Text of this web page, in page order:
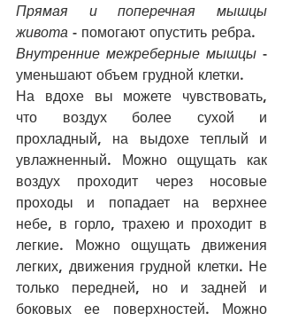
Прямая и поперечная мышцы
живота - помогают опустить ребра.
Внутренние межреберные мышцы -
уменьшают объем грудной клетки.
На вдохе вы можете чувствовать,
что воздух более сухой и
прохладный, на выдохе теплый и
увлажненный. Можно ощущать как
воздух проходит через носовые
проходы и попадает на верхнее
небе, в горло, трахею и проходит в
легкие. Можно ощущать движения
легких, движения грудной клетки. Не
только передней, но и задней и
боковых ее поверхностей. Можно